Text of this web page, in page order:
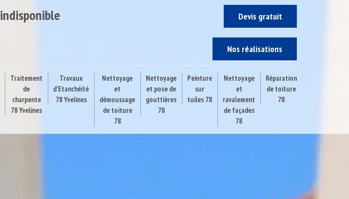
indisponible Devis gratuit
Nos réalisations
Traitement
de
charpente
78 Yvelines
Travaux
d'Etanchéité
78 Yvelines
Nettoyage
et
démoussage
de toiture
78
Nettoyage
et pose de
gouttières
78
Peinture
sur
tuiles 78
Nettoyage
et
ravalement
de façades
78
Réparation
de toiture
78